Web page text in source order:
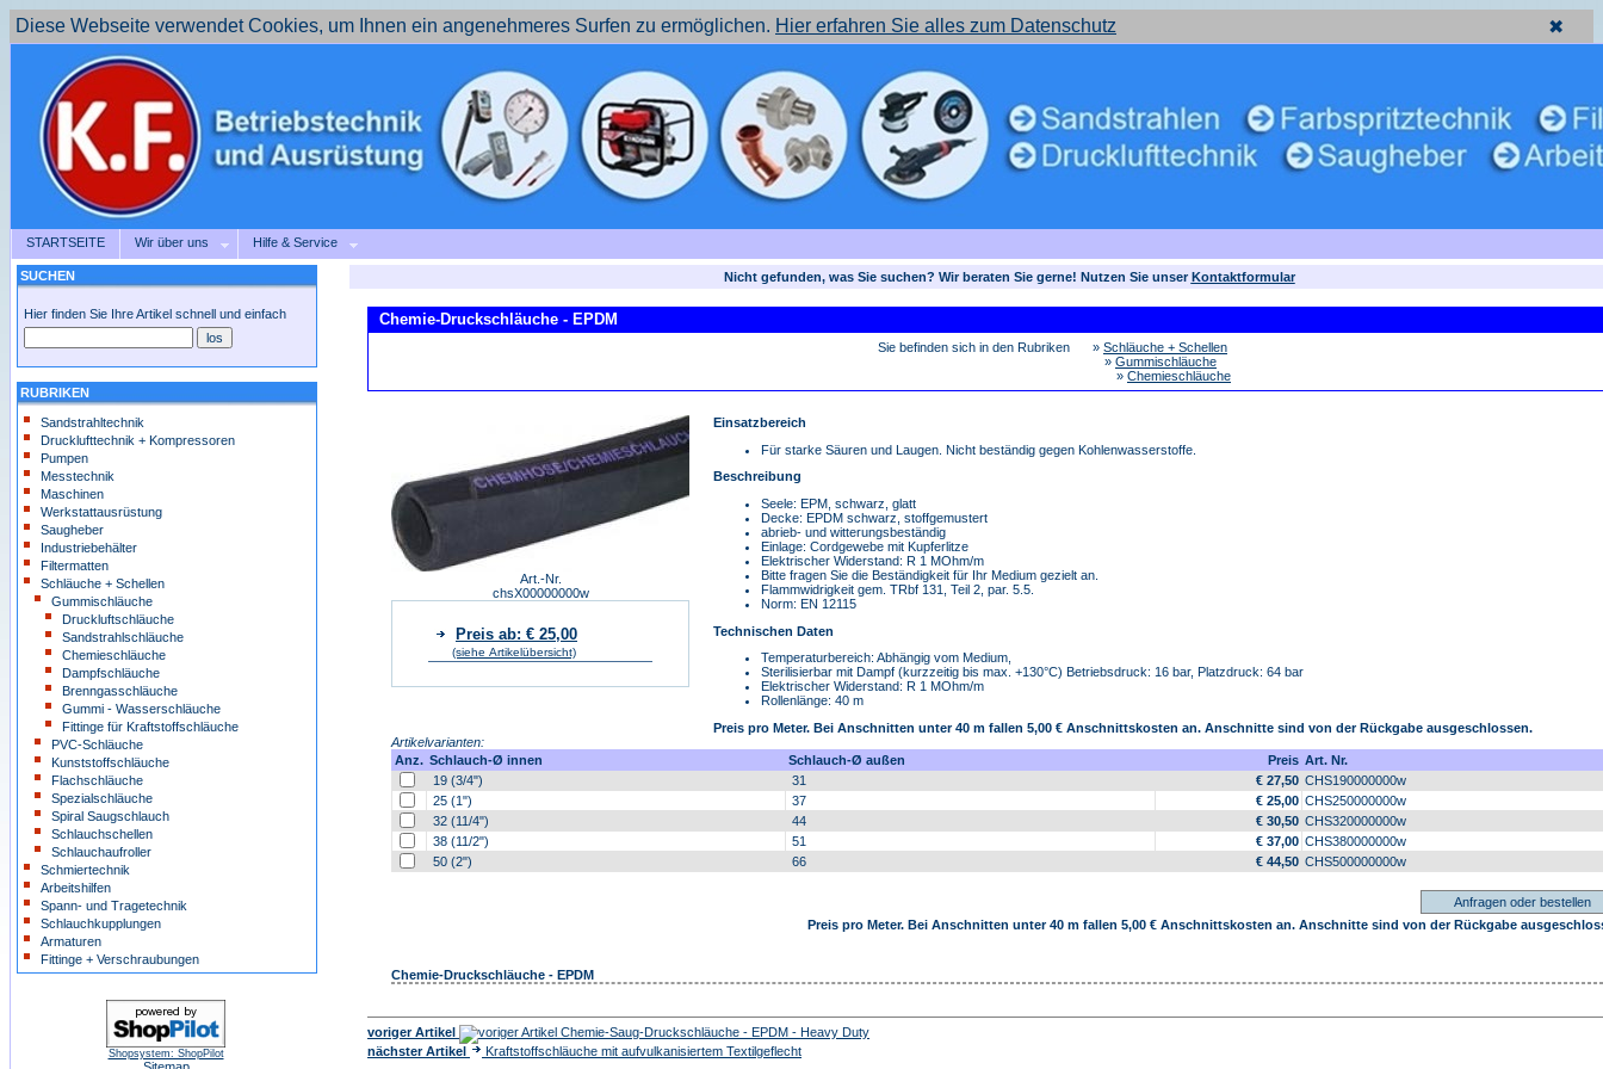
Diese Webseite verwendet Cookies, um Ihnen ein angenehmeres Surfen zu ermöglichen. Hier erfahren Sie alles zum Datenschutz ✖
STARTSEITE Wir über uns Hilfe & Service
SUCHEN
Hier finden Sie Ihre Artikel schnell und einfach
RUBRIKEN
Sandstrahltechnik
Drucklufttechnik + Kompressoren
Pumpen
Messtechnik
Maschinen
Werkstattausrüstung
Saugheber
Industriebehälter
Filtermatten
Schläuche + Schellen
Gummischläuche
Druckluftschläuche
Sandstrahlschläuche
Chemieschläuche
Dampfschläuche
Brenngasschläuche
Gummi - Wasserschläuche
Fittinge für Kraftstoffschläuche
PVC-Schläuche
Kunststoffschläuche
Flachschläuche
Spezialschläuche
Spiral Saugschlauch
Schlauchschellen
Schlauchaufroller
Schmiertechnik
Arbeitshilfen
Spann- und Tragetechnik
Schlauchkupplungen
Armaturen
Fittinge + Verschraubungen
Shopsystem: ShopPilot
Nicht gefunden, was Sie suchen? Wir beraten Sie gerne! Nutzen Sie unserKontaktformular
Chemie-Druckschläuche - EPDM
Sie befinden sich in den Rubriken » Schläuche + Schellen
» Gummischläuche
» Chemieschläuche
Art.-Nr.
chsX00000000w
Preis ab: € 25,00
(siehe Artikelübersicht)
Einsatzbereich
Für starke Säuren und Laugen. Nicht beständig gegen Kohlenwasserstoffe.
Beschreibung
Seele: EPM, schwarz, glatt
Decke: EPDM schwarz, stoffgemustert
abrieb- und witterungsbeständig
Einlage: Cordgewebe mit Kupferlitze
Elektrischer Widerstand: R 1 MOhm/m
Bitte fragen Sie die Beständigkeit für Ihr Medium gezielt an.
Flammwidrigkeit gem. TRbf 131, Teil 2, par. 5.5.
Norm: EN 12115
Technischen Daten
Temperaturbereich: Abhängig vom Medium,
Sterilisierbar mit Dampf (kurzzeitig bis max. +130°C) Betriebsdruck: 16 bar, Platzdruck: 64 bar
Elektrischer Widerstand: R 1 MOhm/m
Rollenlänge: 40 m
Preis pro Meter. Bei Anschnitten unter 40 m fallen 5,00 € Anschnittskosten an. Anschnitte sind von der Rückgabe ausgeschlossen.
Artikelvarianten:
Anz. Schlauch-Ø innen Schlauch-Ø außen Preis Art. Nr.
19 (3/4")
31 € 27,50 CHS190000000w
25 (1")
37 € 25,00 CHS250000000w
32 (11/4")
44 € 30,50 CHS320000000w
38 (11/2")
51 € 37,00 CHS380000000w
50 (2")
66 € 44,50 CHS500000000w
Preis pro Meter. Bei Anschnitten unter 40 m fallen 5,00 € Anschnittskosten an. Anschnitte sind von der Rückgabe
Chemie-Druckschläuche - EPDM
voriger Artikel
Chemie-Saug-Druckschläuche - EPDM - Heavy Duty
nächster Artikel
Kraftstoffschläuche mit aufvulkanisiertem Textilgeflecht